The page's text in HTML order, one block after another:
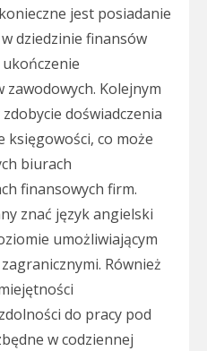
jest posiadanie
dziedzinie finansów
Kolejnym
doświadczenia
księgowości, co może
biurach
finansowych firm.
znać język angielski
umożliwiającym
Również
do pracy pod
w codziennej